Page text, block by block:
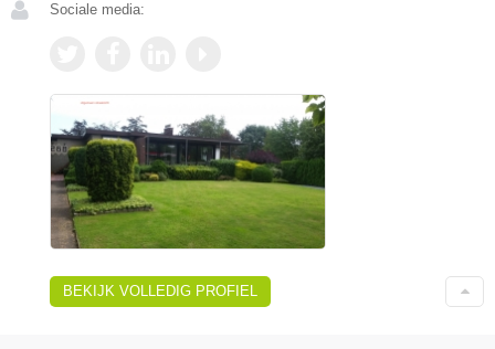
Sociale media:
BEKIJK VOLLEDIG PROFIEL